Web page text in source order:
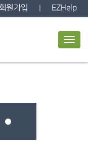
회원가입 EZHelp
T
o
g